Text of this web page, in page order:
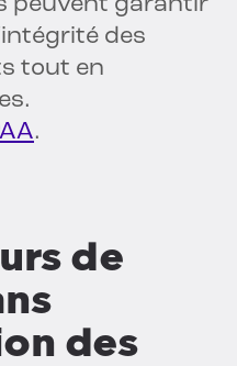
des
tout en
.
de
des